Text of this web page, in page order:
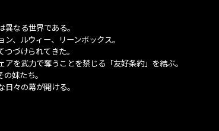
なる世界である。
、ルウィー、リーンボックス。
づけられてきた。
を武力で奪うことを禁じる「友好条約」を結ぶ。
妹たち。
々の幕が開ける。